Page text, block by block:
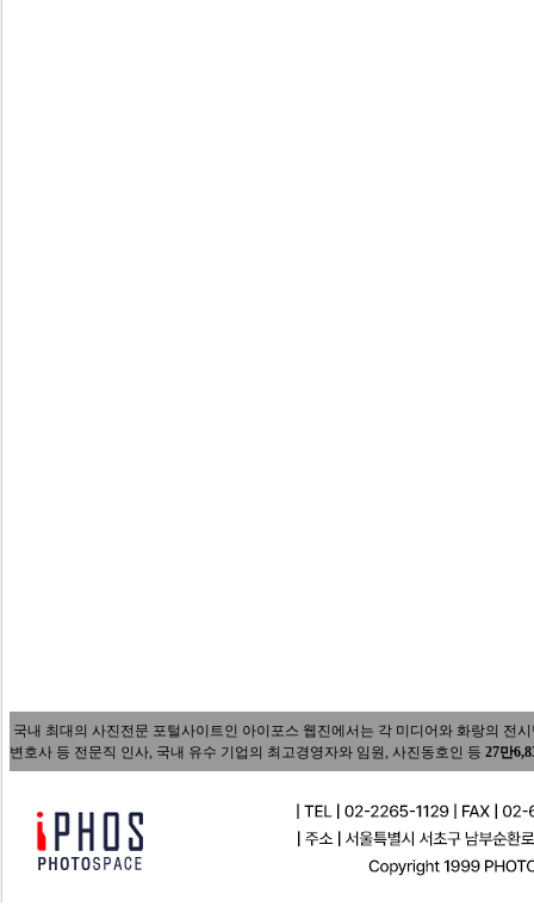
국내 최대의 사진전문 포털사이트인 아이포스 웹진에서는 각 미디어와 화랑의 전
변호사 등 전문직 인사, 국내 유수 기업의 최고경영자와 임원, 사진동호인 등 27만